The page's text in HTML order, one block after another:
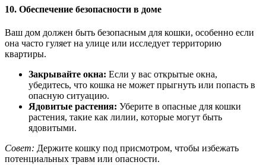
10. Обеспечение безопасности в доме
Ваш дом должен быть безопасным для кошки, особенно если
она часто гуляет на улице или исследует территорию
квартиры.
Закрывайте окна: Если у вас открытые окна,
убедитесь, что кошка не может прыгнуть или попасть в
опасную ситуацию.
Ядовитые растения: Уберите в опасные для кошки
растения, такие как лилии, которые могут быть
ядовитыми.
Совет: Держите кошку под присмотром, чтобы избежать
потенциальных травм или опасности.